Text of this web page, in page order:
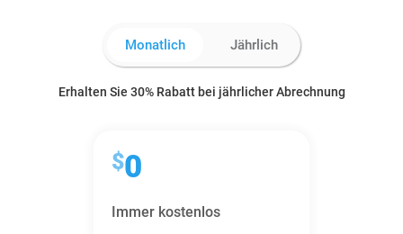
Monatlich Jährlich
Erhalten Sie 30% Rabatt bei jährlicher Abrechnung
$0
Immer kostenlos